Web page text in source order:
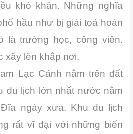
khó khăn. Những nghĩa
hầu như bị giải toả hoàn
là trường học, công viên.
xây lên khắp nơi.
Lạc Cảnh nằm trên đất
du lịch lớn nhất nước nằm
ngày xưa. Khu du lịch
rất vĩ đại với những biển